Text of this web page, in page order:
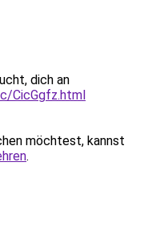
dich an
CicGgfz.html
möchtest, kannst
.